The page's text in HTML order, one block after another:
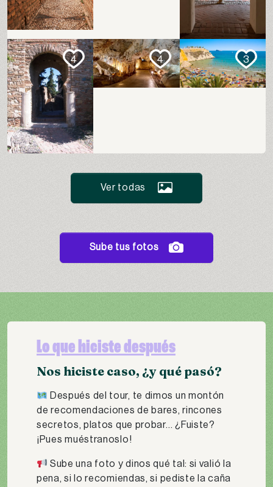
4 4 3
Ver todas
Sube tus fotos
Lo que hiciste después
Nos hiciste caso, ¿y qué pasó?
Después del tour, te dimos un montón
de recomendaciones de bares, rincones
secretos, platos que probar… ¿Fuiste?
¡Pues muéstranoslo!
Sube una foto y dinos qué tal: si valió la
pena, si lo recomiendas, si pediste la caña